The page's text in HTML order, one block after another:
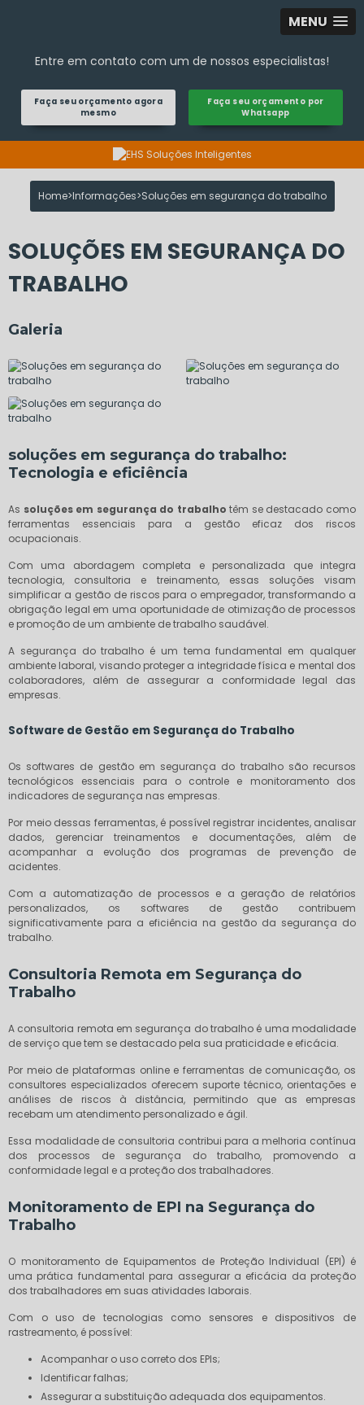
MENU
Entre em contato com um de nossos especialistas!
Faça seu orçamento agora
mesmo
Faça seu orçamento por
Whatsapp
Home Informações Soluções em segurança do trabalho
SOLUÇÕES EM SEGURANÇA DO
TRABALHO
Galeria
soluções em segurança do trabalho:
Tecnologia e eficiência
As soluções em segurança do trabalho têm se destacado como
ferramentas essenciais para a gestão eficaz dos riscos
ocupacionais.
Com uma abordagem completa e personalizada que integra
tecnologia, consultoria e treinamento, essas soluções visam
simplificar a gestão de riscos para o empregador, transformando a
obrigação legal em uma oportunidade de otimização de processos
e promoção de um ambiente de trabalho saudável.
A segurança do trabalho é um tema fundamental em qualquer
ambiente laboral, visando proteger a integridade física e mental dos
colaboradores, além de assegurar a conformidade legal das
empresas.
Software de Gestão em Segurança do Trabalho
Os softwares de gestão em segurança do trabalho são recursos
tecnológicos essenciais para o controle e monitoramento dos
indicadores de segurança nas empresas.
Por meio dessas ferramentas, é possível registrar incidentes, analisar
dados, gerenciar treinamentos e documentações, além de
acompanhar a evolução dos programas de prevenção de
acidentes.
Com a automatização de processos e a geração de relatórios
personalizados, os softwares de gestão contribuem
significativamente para a eficiência na gestão da segurança do
trabalho.
Consultoria Remota em Segurança do
Trabalho
A consultoria remota em segurança do trabalho é uma modalidade
de serviço que tem se destacado pela sua praticidade e eficácia.
Por meio de plataformas online e ferramentas de comunicação, os
consultores especializados oferecem suporte técnico, orientações e
análises de riscos à distância, permitindo que as empresas
recebam um atendimento personalizado e ágil.
Essa modalidade de consultoria contribui para a melhoria contínua
dos processos de segurança do trabalho, promovendo a
conformidade legal e a proteção dos trabalhadores.
Monitoramento de EPI na Segurança do
Trabalho
O monitoramento de Equipamentos de Proteção Individual (EPI) é
uma prática fundamental para assegurar a eficácia da proteção
dos trabalhadores em suas atividades laborais.
Com o uso de tecnologias como sensores e dispositivos de
rastreamento, é possível:
Acompanhar o uso correto dos EPIs;
Identificar falhas;
Assegurar a substituição adequada dos equipamentos.